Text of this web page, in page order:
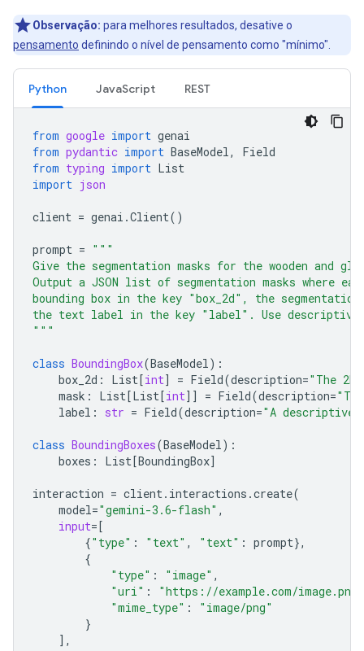
Observação: para melhores resultados, desative o
pensamento definindo o nível de pensamento como "mínimo".
Python JavaScript REST
from google import genai
from pydantic import BaseModel,
Field
from typing import List
import json
client = genai .Client()
prompt = """
Give the segmentation masks for the wooden and
Output a JSON list of segmentation masks where
bounding box in the key "box_2d", the
the text label in the key "label". Use
"""
class BoundingBox(BaseModel):
box_2d : List[int] = Field(description="The
mask : List[List[int]] = Field(description=
label : str = Field(description="A
class BoundingBoxes(BaseModel):
boxes : List[BoundingBox]
interaction = client. interactions .create(
model="gemini-3.6-flash" ,
input=[
{"type" : "text" , "text" : prompt},
{
"type" : "image" ,
"uri" :
"https://example.com/image.png"
"mime_type" :
"image/png"
}
],